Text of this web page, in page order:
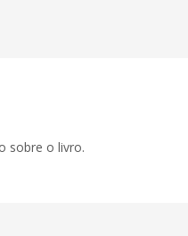
sobre o livro.